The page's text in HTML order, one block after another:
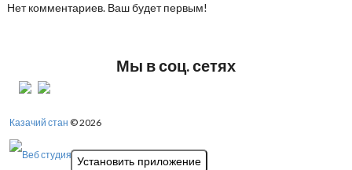
Нет комментариев. Ваш будет первым!
Мы в соц. сетях
Казачий стан © 2026
Установить приложение